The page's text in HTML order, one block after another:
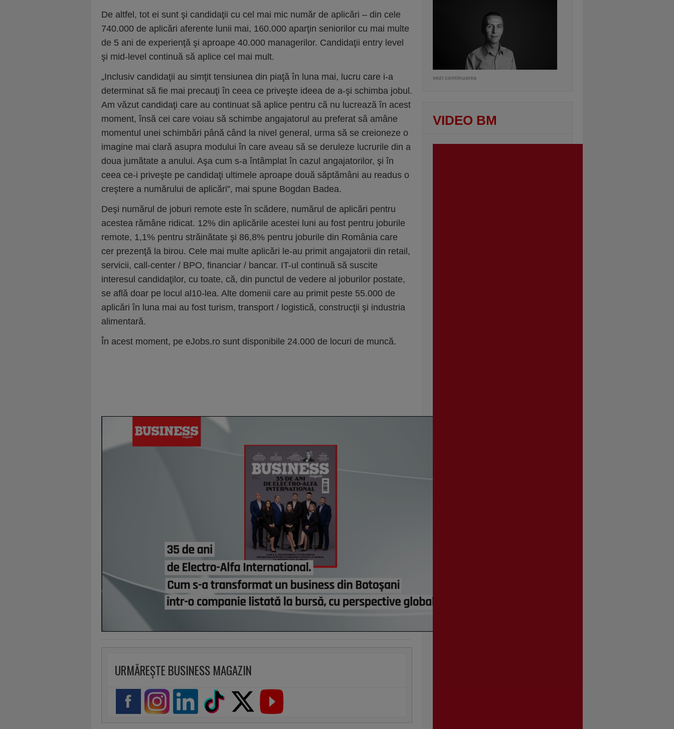
De altfel, tot ei sunt şi candidaţii cu cel mai mic număr de aplicări – din cele
740.000 de aplicări aferente lunii mai, 160.000 aparţin seniorilor cu mai multe
de 5 ani de experienţă şi aproape 40.000 managerilor. Candidaţii entry level
şi mid-level continuă să aplice cel mai mult.
„Inclusiv candidaţii au simţit tensiunea din piaţă în luna mai, lucru care i-a
determinat să fie mai precauţi în ceea ce priveşte ideea de a-şi schimba jobul.
Am văzut candidaţi care au continuat să aplice pentru că nu lucrează în acest
moment, însă cei care voiau să schimbe angajatorul au preferat să amâne
momentul unei schimbări până când la nivel general, urma să se creioneze o
imagine mai clară asupra modului în care aveau să se deruleze lucrurile din a
doua jumătate a anului. Aşa cum s-a întâmplat în cazul angajatorilor, şi în
ceea ce-i priveşte pe candidaţi ultimele aproape două săptămâni au readus o
creştere a numărului de aplicări”, mai spune Bogdan Badea.
Deşi numărul de joburi remote este în scădere, numărul de aplicări pentru
acestea rămâne ridicat. 12% din aplicările acestei luni au fost pentru joburile
remote, 1,1% pentru străinătate şi 86,8% pentru joburile din România care
cer prezenţă la birou. Cele mai multe aplicări le-au primit angajatorii din retail,
servicii, call-center / BPO, financiar / bancar. IT-ul continuă să suscite
interesul candidaţilor, cu toate, că, din punctul de vedere al joburilor postate,
se află doar pe locul al10-lea. Alte domenii care au primit peste 55.000 de
aplicări în luna mai au fost turism, transport / logistică, construcţii şi industria
alimentară.
În acest moment, pe eJobs.ro sunt disponibile 24.000 de locuri de muncă.
URMĂREȘTE BUSINESS MAGAZIN
vezi continuarea
VIDEO BM